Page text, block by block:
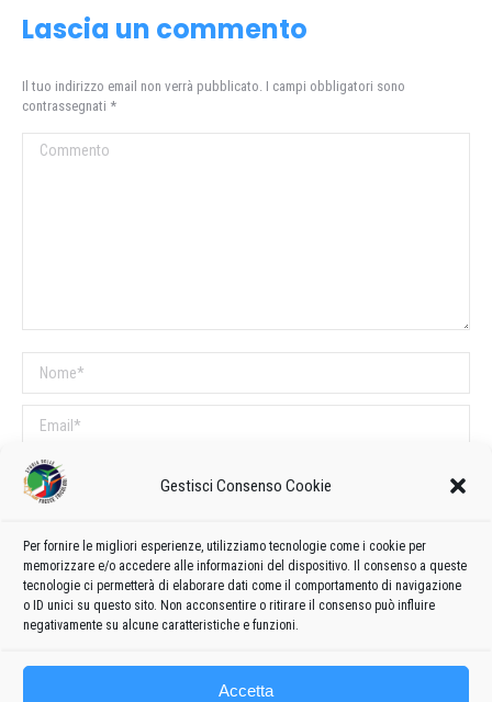
Gestisci Consenso Cookie
Per fornire le migliori esperienze, utilizziamo tecnologie come i cookie per
memorizzare e/o accedere alle informazioni del dispositivo. Il consenso a queste
tecnologie ci permetterà di elaborare dati come il comportamento di navigazione
o ID unici su questo sito. Non acconsentire o ritirare il consenso può influire
negativamente su alcune caratteristiche e funzioni.
Accetta
Lascia un commento
Il tuo indirizzo email non verrà pubblicato. I campi obbligatori sono
contrassegnati *
Commento
Nome *
Email *
Sito web
COMMENTI SUL POST
Questo sito utilizza Akismet per ridurre lo spam.Scopri come vengono
elaborati i dati derivati dai commenti.